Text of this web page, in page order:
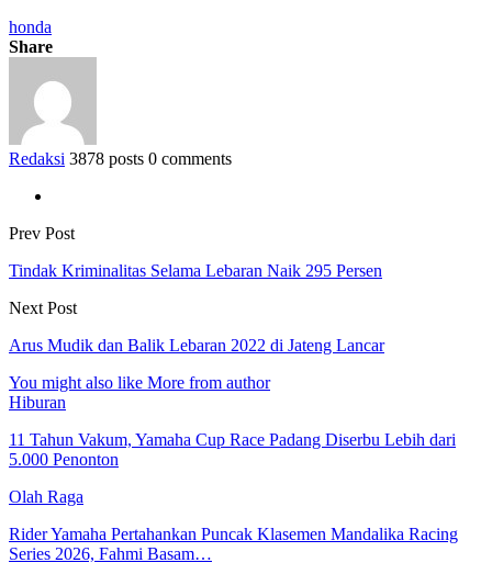
honda
Share
Redaksi 3878 posts 0 comments
Prev Post
Tindak Kriminalitas Selama Lebaran Naik 295 Persen
Next Post
Arus Mudik dan Balik Lebaran 2022 di Jateng Lancar
You might also like More from author
Hiburan
11 Tahun Vakum, Yamaha Cup Race Padang Diserbu Lebih dari
5.000 Penonton
Olah Raga
Rider Yamaha Pertahankan Puncak Klasemen Mandalika Racing
Series 2026, Fahmi Basam…